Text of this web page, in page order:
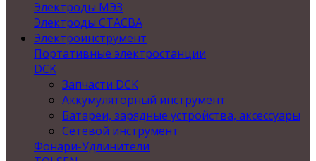
Электроды МЭЗ
Электроды СТАСВА
Электроинструмент
Портативные электростанции
DCK
Запчасти DCK
Аккумуляторный инструмент
Батареи, зарядные устройства, аксессуары
Сетевой инструмент
Фонари-Удлинители